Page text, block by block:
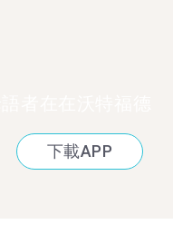
下載APP